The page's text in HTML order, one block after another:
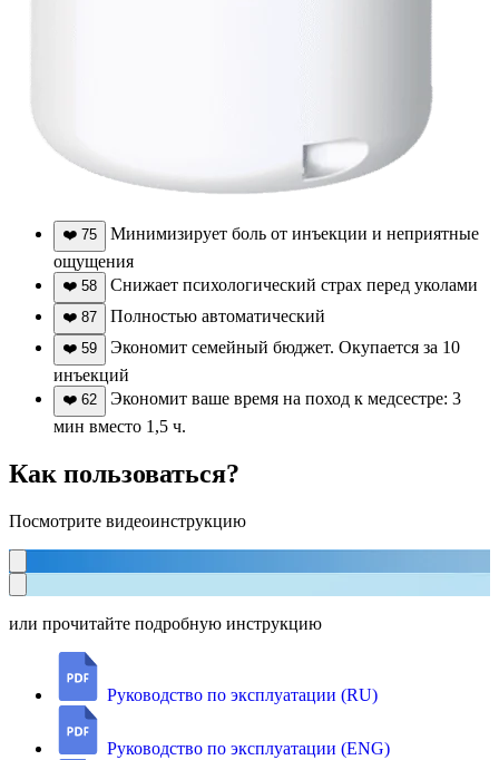
❤️ 75
Минимизирует боль от инъекции и неприятные
ощущения
❤️ 58 Снижает психологический страх перед уколами
❤️ 87 Полностью автоматический
❤️ 59
Экономит семейный бюджет. Окупается за 10
инъекций
❤️ 62
Экономит ваше время на поход к медсестре: 3
мин вместо 1,5 ч.
Как пользоваться?
Посмотрите видеоинструкцию
или прочитайте подробную инструкцию
Руководство по эксплуатации (RU)
Руководство по эксплуатации (ENG)